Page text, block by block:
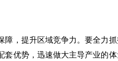
，提升区域竞争力。要全力抓
套优势，迅速做大主导产业的